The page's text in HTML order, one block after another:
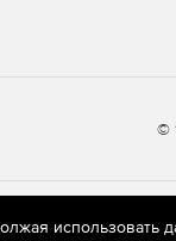
аудит.
Malware
©
использовать